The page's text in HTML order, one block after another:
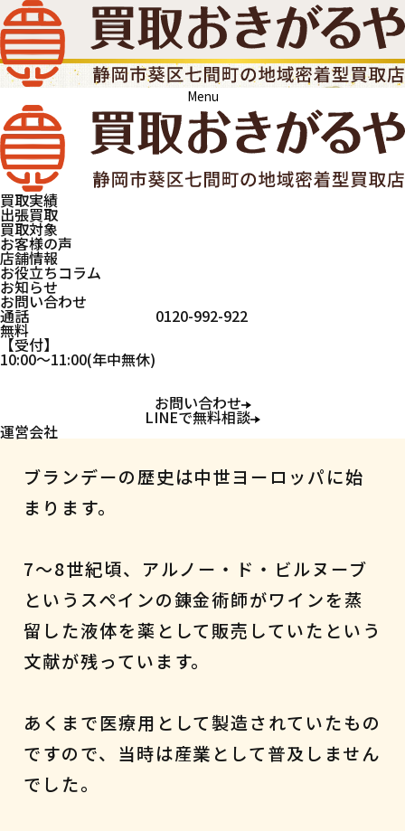
Menu
買取実績
出張買取
買取対象
お客様の声
店舗情報
お役立ちコラム
お知らせ
お問い合わせ
通話
無料
0120-992-922
受付
10:00～11:00(年中無休)
お問い合わせ
LINEで無料相談
運営会社
買取おきがるや
ブランデーの歴史
ブランデーの歴史は中世ヨーロッパに始
まります。
7～8世紀頃、アルノー・ド・ビルヌーブ
というスペインの錬金術師がワインを蒸
留した液体を薬として販売していたという
文献が残っています。
あくまで医療用として製造されていたもの
ですので、当時は産業として普及しません
でした。